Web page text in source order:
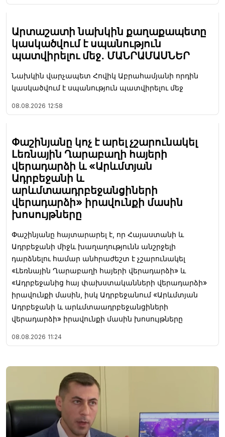
Արտաշատի նախկին քաղաքապետը
կասկածվում է սպանություն
պատվիրելու մեջ․ ՄԱՆՐԱՄԱՍՆԵՐ
Նախկին վարչապետ Հովիկ Աբրահամյանի որդին
կասկածվում է սպանություն պատվիրելու մեջ
08.08.2026 12:58
Փաշինյանը կոչ է արել չշարունակել
Լեռնային Ղարաբաղի հայերի
վերադարձի և «Արևմտյան
Ադրբեջանի և
արևմտաադրբեջանցիների
վերադարձի» իրավունքի մասին
խոսույթները
Փաշինյանը հայտարարել է, որ Հայաստանի և
Ադրբեջանի միջև խաղաղությունն անշրջելի
դարձնելու համար անհրաժեշտ է չշարունակել
«Լեռնային Ղարաբաղի հայերի վերադարձի» և
«Ադրբեջանից հայ փախստականների վերադարձի»
իրավունքի մասին, իսկ Ադրբեջանում «Արևմտյան
Ադրբեջանի և արևմտաադրբեջանցիների
վերադարձի» իրավունքի մասին խոսույթները
08.08.2026 11:24